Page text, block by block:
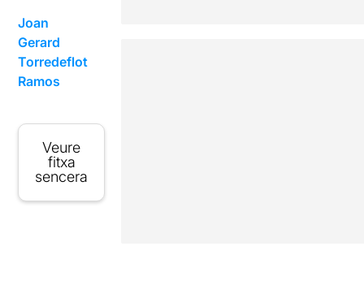
Joan
Gerard
Torredeflot
Ramos
Veure
fitxa
sencera